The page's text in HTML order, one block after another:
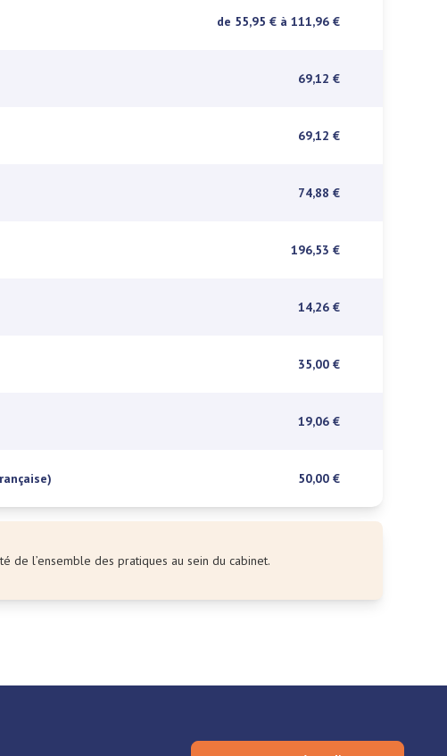
de 55,95 € à 111,96 €
69,12 €
69,12 €
74,88 €
196,53 €
14,26 €
35,00 €
19,06 €
50,00 €
de l’ensemble des pratiques au sein du cabinet.